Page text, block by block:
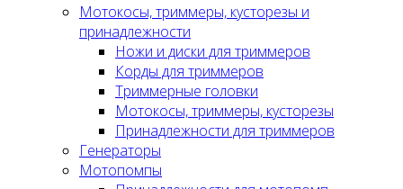
Мотокосы, триммеры, кусторезы и
принадлежности
Ножи и диски для триммеров
Корды для триммеров
Триммерные головки
Мотокосы, триммеры, кусторезы
Принадлежности для триммеров
Генераторы
Мотопомпы